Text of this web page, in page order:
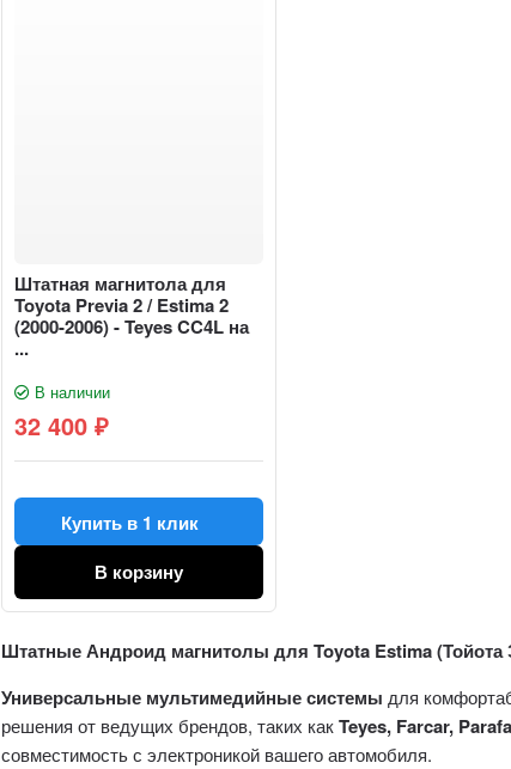
Штатная магнитола для
Toyota Previa 2 / Estima 2
(2000-2006) - Teyes CC4L на
...
В наличии
32 400₽
Купить в 1 клик
В корзину
Штатные Андроид магнитолы для Toyota Estima (Тойота
Универсальные мультимедийные системы для
решения от ведущих брендов, таких какTeyes, Farcar,
совместимость с электроникой вашего автомобиля.